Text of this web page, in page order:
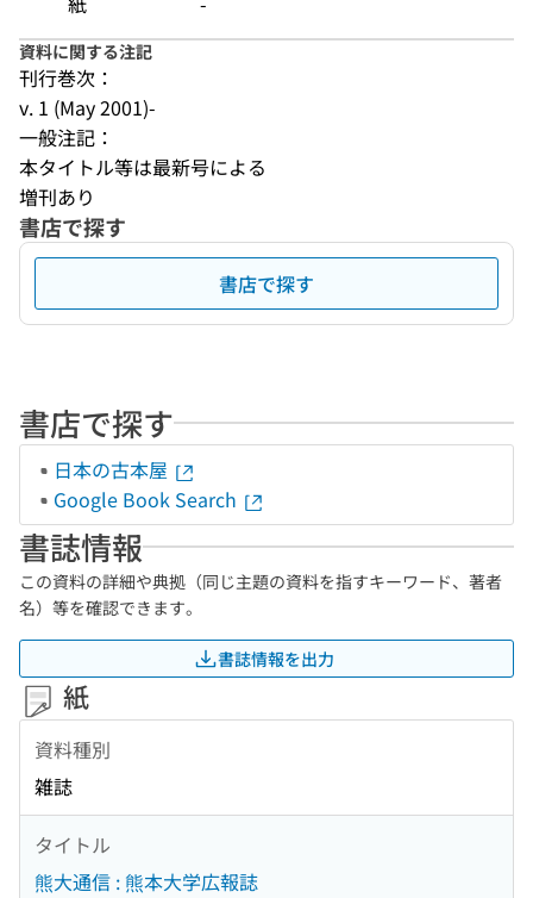
資料に関する注記
刊行巻次：
v. 1 (May 2001)-
一般注記：
本タイトル等は最新号による
増刊あり
書店で探す
書店で探す
書店で探す
日本の古本屋
Google Book Search
書誌情報
この資料の詳細や典拠（同じ主題の資料を指すキーワード、著者
名）等を確認できます。
書誌情報を出力
紙
資料種別
雑誌
タイトル
熊大通信 : 熊本大学広報誌